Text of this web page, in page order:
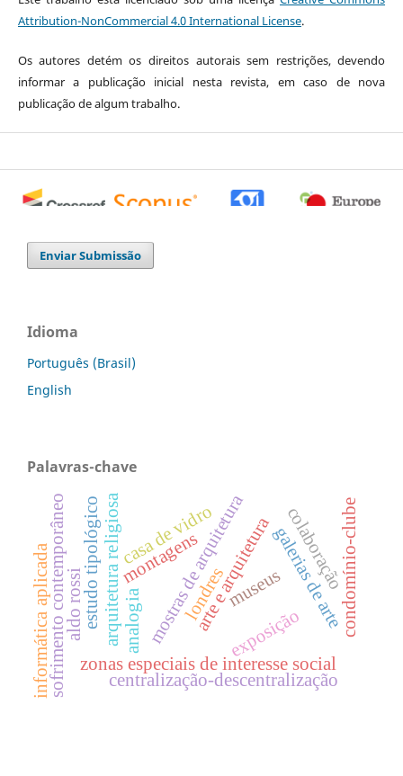
Attribution-NonCommercial 4.0 International License.
Os autores detém os direitos autorais sem restrições, devendo
informar a publicação inicial nesta revista, em caso de nova
publicação de algum trabalho.
Enviar Submissão
Idioma
Português (Brasil)
English
Palavras-chave
arquitetura religiosa
zonas especiais de interesse social
arte e arquitetura
museusgalerias de arte
montagens
casa de vidro
exposição
londres
centralização-descentralização
estudo tipológico mostras de arquitetura condomínio-clube
analogia
aldo rossi
sofrimento contemporâneo colaboração
informática aplicada